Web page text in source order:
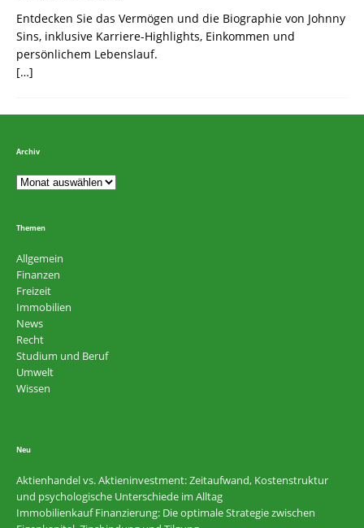
Entdecken Sie das Vermögen und die Biographie von Johnny
Sins, inklusive Karriere-Highlights, Einkommen und
persönlichem Lebenslauf.
[…]
Archiv
Themen
Allgemein
Finanzen
Freizeit
Immobilien
News
Recht
Studium und Beruf
Umwelt
Wissen
Neu
Aktienhandel vs. Aktieninvestment: Zeitaufwand, Kostenstruktur
und psychologische Unterschiede im Alltag
Immobilienkauf Finanzierung: Die optimale Strategie zwischen